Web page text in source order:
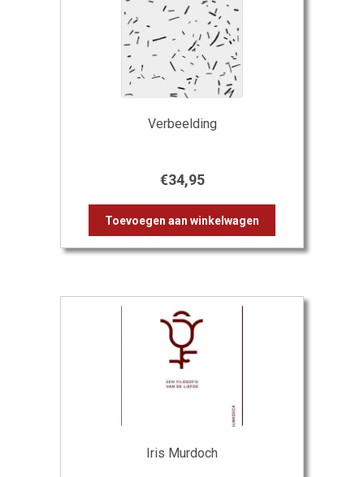
Verbeelding
€34,95
Toevoegen aan winkelwagen
Iris Murdoch